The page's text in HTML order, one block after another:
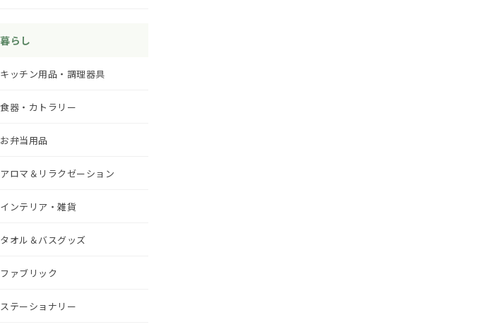
暮らし
キッチン用品・調理器具
食器・カトラリー
お弁当用品
アロマ＆リラクゼーション
インテリア・雑貨
タオル＆バスグッズ
ファブリック
ステーショナリー